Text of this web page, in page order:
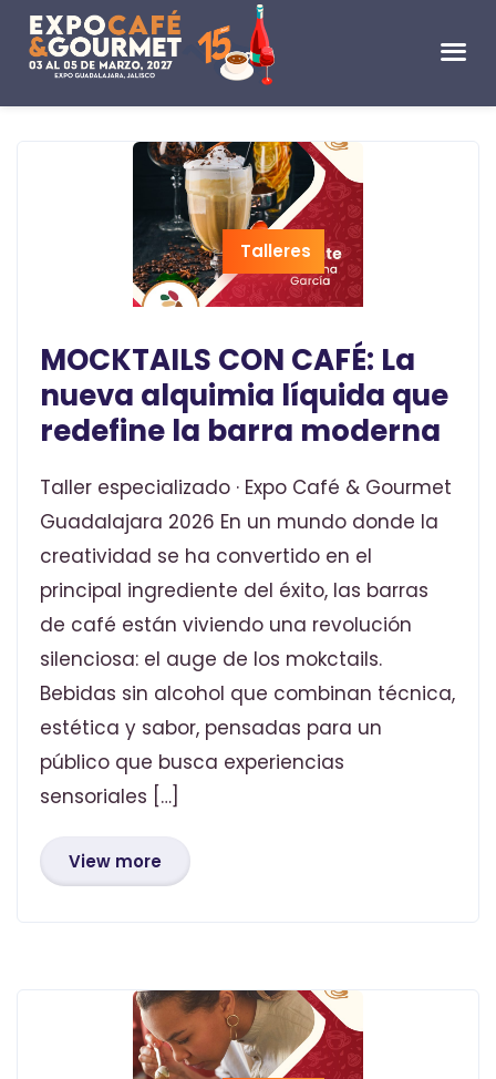
Talleres
MOCKTAILS CON CAFÉ: La
nueva alquimia líquida que
redefine la barra moderna
Taller especializado · Expo Café & Gourmet
Guadalajara 2026 En un mundo donde la
creatividad se ha convertido en el
principal ingrediente del éxito, las barras
de café están viviendo una revolución
silenciosa: el auge de los mokctails.
Bebidas sin alcohol que combinan técnica,
estética y sabor, pensadas para un
público que busca experiencias
sensoriales […]
View more